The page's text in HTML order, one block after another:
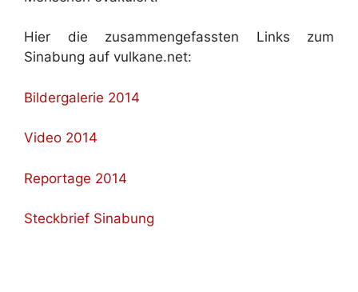
Hier die zusammengefassten Links zum
Sinabung auf vulkane.net:
Bildergalerie 2014
Video 2014
Reportage 2014
Steckbrief Sinabung